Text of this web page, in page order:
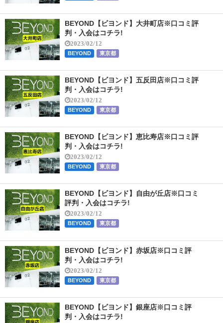
BEYOND【ビヨンド】大井町店※口コミ評
判・入会はコチラ!
2023/02/12
BEYOND 東京都
BEYOND【ビヨンド】五反田店※口コミ評
判・入会はコチラ!
2023/02/12
BEYOND 東京都
BEYOND【ビヨンド】恵比寿店※口コミ評
判・入会はコチラ!
2023/02/12
BEYOND 東京都
BEYOND【ビヨンド】自由が丘店※口コミ
評判・入会はコチラ!
2023/02/12
BEYOND 東京都
BEYOND【ビヨンド】赤坂店※口コミ評
判・入会はコチラ!
2023/02/12
BEYOND 東京都
BEYOND【ビヨンド】銀座店※口コミ評
判・入会はコチラ!